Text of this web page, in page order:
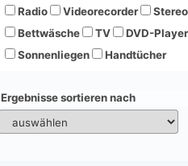
Radio
Videorecorder
Bettwäsche
TV DVD-Player
Sonnenliegen
Handtücher
Ergebnisse sortieren nach